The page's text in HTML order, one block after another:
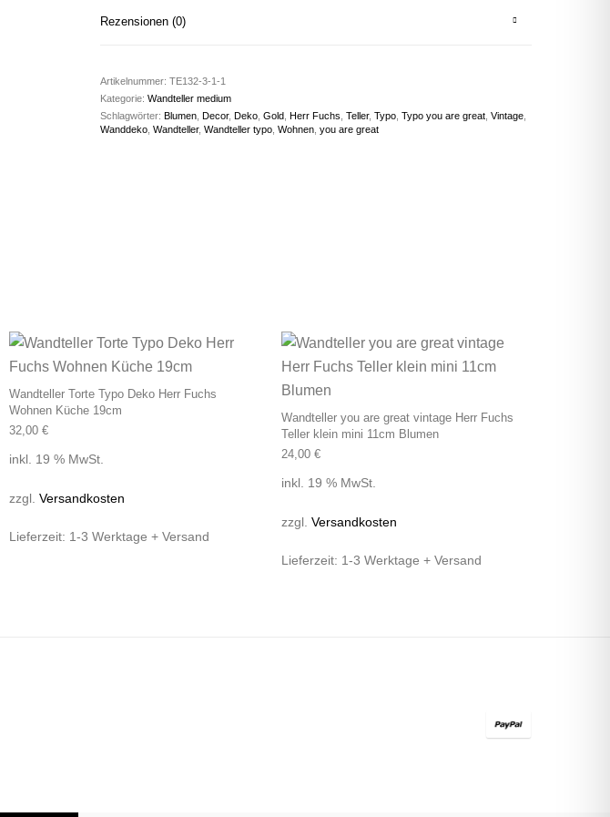
Rezensionen (0)
Artikelnummer: TE132-3-1-1
Kategorie: Wandteller medium
Schlagwörter: Blumen, Decor, Deko, Gold, Herr Fuchs Teller, Typo, Typo you are great, Vintage,
Wanddeko, Wandteller, Wandteller typo, Wohnen, you are great
Wandteller Torte Typo Deko Herr Fuchs
Wohnen Küche 19cm
32,00 €
inkl. 19 % MwSt.
zzgl. Versandkosten
Lieferzeit: 1-3 Werktage + Versand
Wandteller you are great vintage Herr Fuchs
Teller klein mini 11cm Blumen
24,00 €
inkl. 19 % MwSt.
zzgl. Versandkosten
Lieferzeit: 1-3 Werktage + Versand